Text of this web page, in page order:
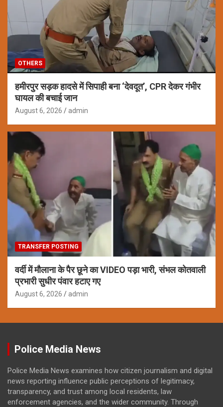
OTHERS
हमीरपुर सड़क हादसे में सिपाही बना ‘देवदूत’, CPR देकर गंभीर
घायल की बचाई जान
August 6, 2026 admin
TRANSFER POSTING
वर्दी में मौलाना के पैर छूने का VIDEO पड़ा भारी, संभल कोतवाली
प्रभारी सुधीर पंवार हटाए गए
August 6, 2026 admin
Police Media News
Police Media News examines how citizen journalism and digital
news reporting influence public perceptions of legitimacy,
transparency, and trust among local residents, law
enforcement agencies, and the wider community. Through